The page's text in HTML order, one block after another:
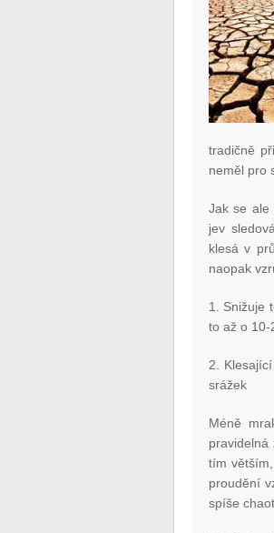
tradičně
neměl pro
Jak se ale
jev
klesá v
naopak
1. Snižuje
to až o 10-
2.
srážek
Méně
tím
proudění
spíše